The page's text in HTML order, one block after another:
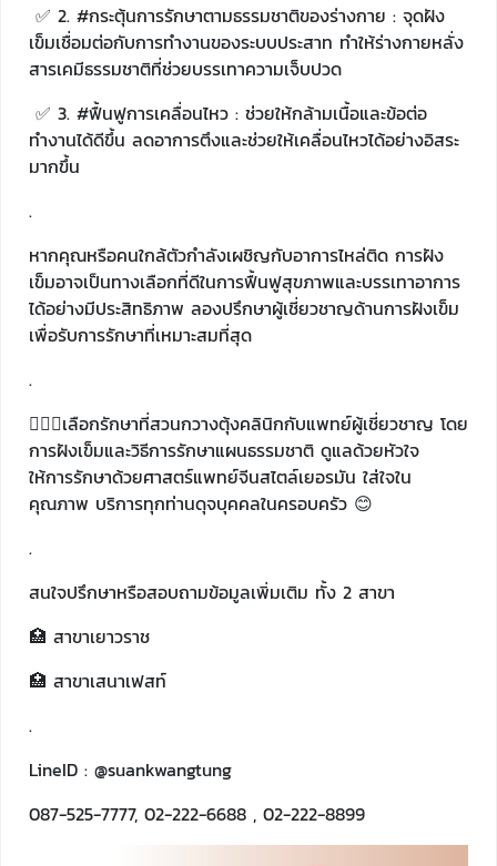
✅ 2. #กระตุ้นการรักษาตามธรรมชาติของร่างกาย : จุดฝัง
เข็มเชื่อมต่อกับการทำงานของระบบประสาท ทำให้ร่างกายหลั่ง
สารเคมีธรรมชาติที่ช่วยบรรเทาความเจ็บปวด
✅ 3. #ฟื้นฟูการเคลื่อนไหว : ช่วยให้กล้ามเนื้อและข้อต่อ
ทำงานได้ดีขึ้น ลดอาการตึงและช่วยให้เคลื่อนไหวได้อย่างอิสระ
มากขึ้น
.
หากคุณหรือคนใกล้ตัวกำลังเผชิญกับอาการไหล่ติด การฝัง
เข็มอาจเป็นทางเลือกที่ดีในการฟื้นฟูสุขภาพและบรรเทาอาการ
ได้อย่างมีประสิทธิภาพ ลองปรึกษาผู้เชี่ยวชาญด้านการฝังเข็ม
เพื่อรับการรักษาที่เหมาะสมที่สุด
.
👩🏻‍⚕️เลือกรักษาที่สวนกวางตุ้งคลินิกกับแพทย์ผู้เชี่ยวชาญ โดย
การฝังเข็มและวิธีการรักษาแผนธรรมชาติ ดูแลด้วยหัวใจ
ให้การรักษาด้วยศาสตร์แพทย์จีนสไตล์เยอรมัน ใส่ใจใน
คุณภาพ บริการทุกท่านดุจบุคคลในครอบครัว 😊
.
สนใจปรึกษาหรือสอบถามข้อมูลเพิ่มเติม ทั้ง 2 สาขา
🏥 สาขาเยาวราช
🏥 สาขาเสนาเฟสท์
.
LineID : @suankwangtung
087-525-7777, 02-222-6688 , 02-222-8899